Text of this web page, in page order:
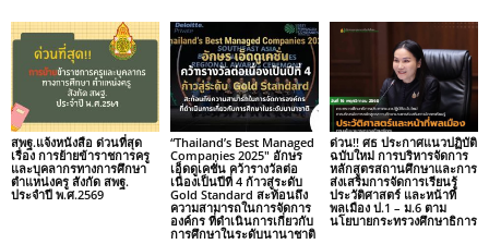
สพฐ.แจ้งหนังสือ ด่วนที่สุด
เรื่อง การย้ายข้าราชการครู
และบุคลากรทางการศึกษา
ตำแหน่งครู สังกัด สพฐ.
ประจำปี พ.ศ.2569
“Thailand’s Best Managed
Companies 2025″ อักษร
เอ็ดดูเคชั่น คว้ารางวัลต่อ
เนื่องเป็นปีที่ 4 ก้าวสู่ระดับ
Gold Standard สะท้อนถึง
ความสามารถในการจัดการ
องค์กร ที่ดำเนินการเกี่ยวกับ
การศึกษาในระดับนานาชาติ
ด่วน!! ศธ ประกาศแนวปฏิบัติ
ฉบับใหม่ การบริหารจัดการ
หลักสูตรสถานศึกษาและการ
ส่งเสริมการจัดการเรียนรู้
ประวัติศาสตร์ และหน้าที่
พลเมือง ป.1 – ม.6 ตาม
นโยบายกระทรวงศึกษาธิการ